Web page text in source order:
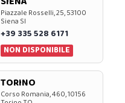
Piazzale Rosselli, 25, 53100
Siena SI
+39 335 528 6171
NON DISPONIBILE
TORINO
Corso Romania, 460, 10156